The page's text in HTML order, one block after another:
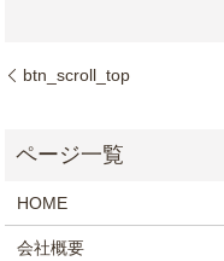
btn_scroll_top
HOME
会社概要